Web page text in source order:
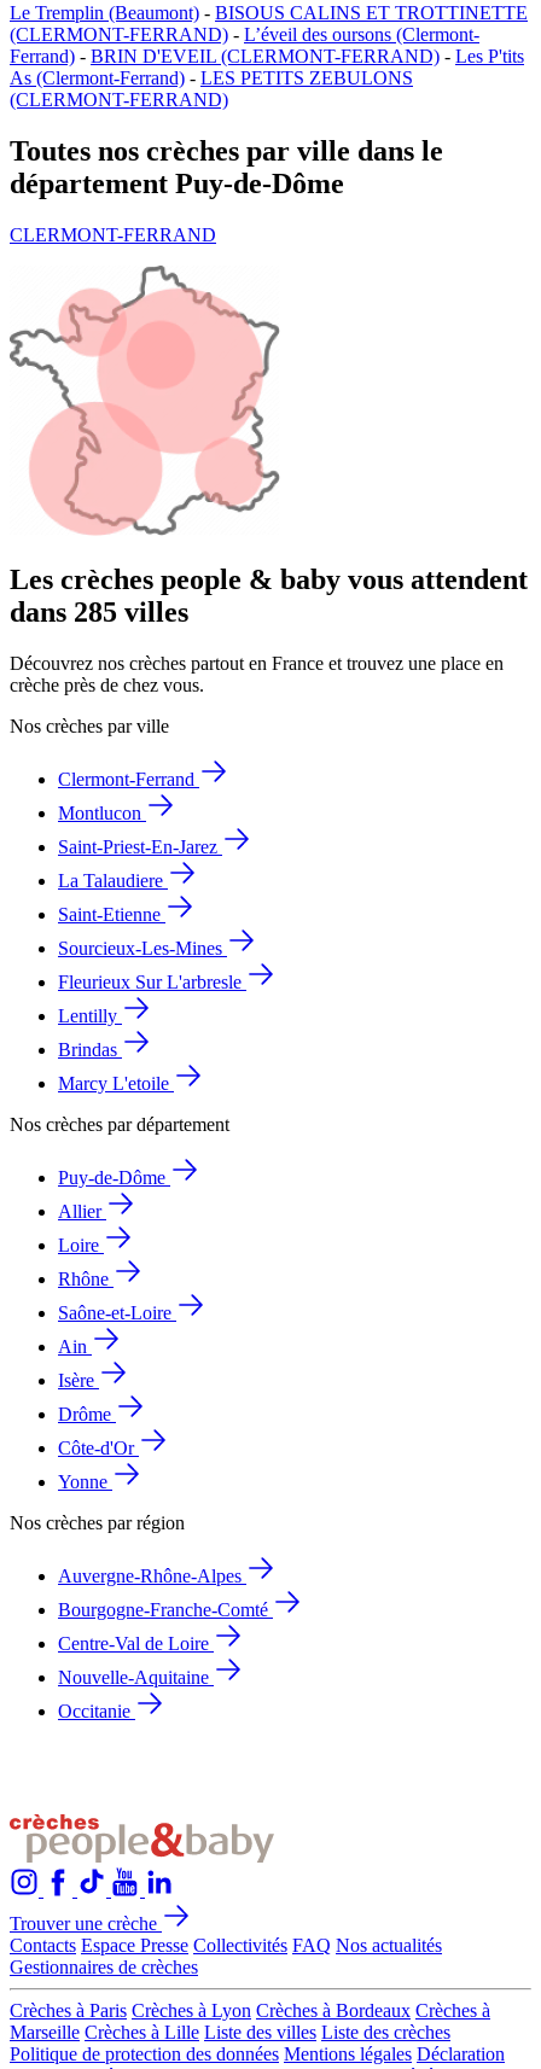
Le Tremplin (Beaumont) - BISOUS CALINS ET TROTTINETTE
(CLERMONT-FERRAND) - L’éveil des oursons (Clermont-
Ferrand) - BRIN D'EVEIL (CLERMONT-FERRAND) - Les P'tits
As (Clermont-Ferrand) - LES PETITS ZEBULONS
(CLERMONT-FERRAND)
Toutes nos crèches par ville dans le
département Puy-de-Dôme
CLERMONT-FERRAND
Les crèches people & baby vous attendent
dans 285 villes
Découvrez nos crèches partout en France et trouvez une place en
crèche près de chez vous.
Nos crèches par ville
Clermont-Ferrand
Montlucon
Saint-Priest-En-Jarez
La Talaudiere
Saint-Etienne
Sourcieux-Les-Mines
Fleurieux Sur L'arbresle
Lentilly
Brindas
Marcy L'etoile
Nos crèches par département
Puy-de-Dôme
Allier
Loire
Rhône
Saône-et-Loire
Ain
Isère
Drôme
Côte-d'Or
Yonne
Nos crèches par région
Auvergne-Rhône-Alpes
Bourgogne-Franche-Comté
Centre-Val de Loire
Nouvelle-Aquitaine
Occitanie
Trouver une crèche
Contacts Espace Presse Collectivités FAQ Nos actualités
Gestionnaires de crèches
Crèches à Paris Crèches à Lyon Crèches à Bordeaux Crèches à
Marseille Crèches à Lille Liste des villes Liste des crèches
Politique de protection des données Mentions légales Déclaration